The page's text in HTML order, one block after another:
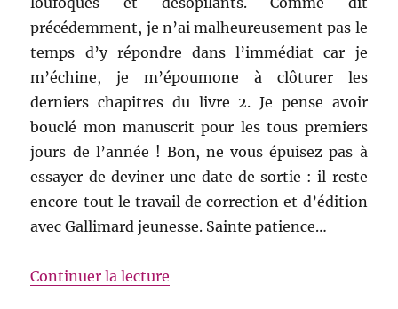
précédemment, je n’ai malheureusement pas le
temps d’y répondre dans l’immédiat car je
m’échine, je m’époumone à clôturer les
derniers chapitres du livre 2. Je pense avoir
bouclé mon manuscrit pour les tous premiers
jours de l’année ! Bon, ne vous épuisez pas à
essayer de deviner une date de sortie : il reste
encore tout le travail de correction et d’édition
avec Gallimard jeunesse. Sainte patience…
Continuer la lecture